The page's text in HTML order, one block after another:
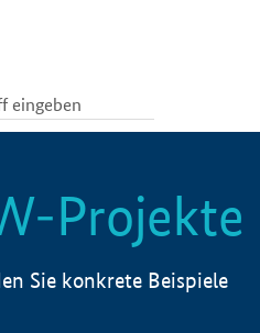
Projekte
Sie konkrete Beispiele